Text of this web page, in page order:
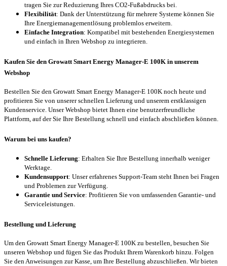
tragen Sie zur Reduzierung Ihres CO2-Fußabdrucks bei.
Flexibilität: Dank der Unterstützung für mehrere Systeme können Sie
Ihre Energiemanagementlösung problemlos erweitern.
Einfache Integration: Kompatibel mit bestehenden Energiesystemen
und einfach in Ihren Webshop zu integrieren.
Kaufen Sie den Growatt Smart Energy Manager-E 100K in unserem
Webshop
Bestellen Sie den Growatt Smart Energy Manager-E 100K noch heute und
profitieren Sie von unserer schnellen Lieferung und unserem erstklassigen
Kundenservice. Unser Webshop bietet Ihnen eine benutzerfreundliche
Plattform, auf der Sie Ihre Bestellung schnell und einfach abschließen können.
Warum bei uns kaufen?
Schnelle Lieferung: Erhalten Sie Ihre Bestellung innerhalb weniger
Werktage.
Kundensupport: Unser erfahrenes Support-Team steht Ihnen bei Fragen
und Problemen zur Verfügung.
Garantie und Service: Profitieren Sie von umfassenden Garantie- und
Serviceleistungen.
Bestellung und Lieferung
Um den Growatt Smart Energy Manager-E 100K zu bestellen, besuchen Sie
unseren Webshop und fügen Sie das Produkt Ihrem Warenkorb hinzu. Folgen
Sie den Anweisungen zur Kasse, um Ihre Bestellung abzuschließen. Wir bieten